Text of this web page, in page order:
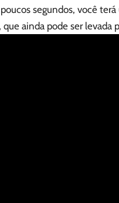
segundos, você
ainda pode ser levada